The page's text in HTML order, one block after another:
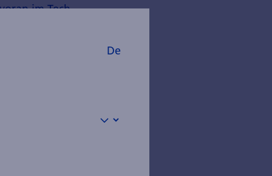
im Tech-
am
US-Dollar
De